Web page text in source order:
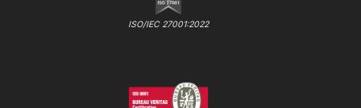
ISO/IEC 27001:2022